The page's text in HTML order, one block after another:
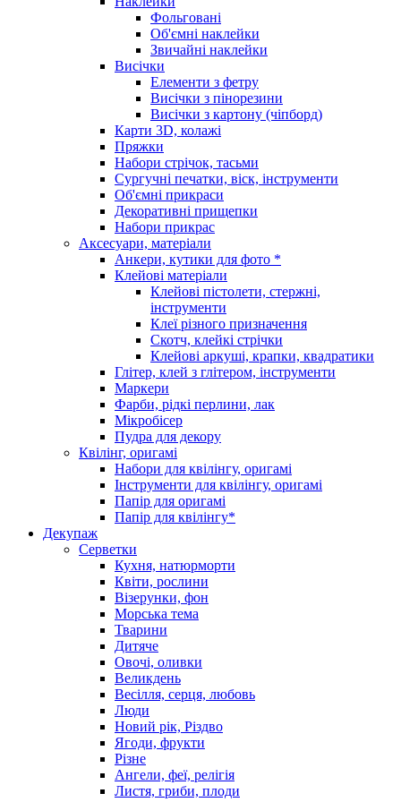
Фольговані
Об'ємні наклейки
Звичайні наклейки
Висічки
Елементи з фетру
Висічки з пінорезини
Висічки з картону (чіпборд)
Карти 3D, колажі
Пряжки
Набори стрічок, тасьми
Сургучні печатки, віск, інструменти
Об'ємні прикраси
Декоративні прищепки
Набори прикрас
Аксесуари, матеріали
Анкери, кутики для фото *
Клейові матеріали
Клейові пістолети, стержні,
інструменти
Клеї різного призначення
Скотч, клейкі стрічки
Клейові аркуші, крапки, квадратики
Глітер, клей з глітером, інструменти
Маркери
Фарби, рідкі перлини, лак
Мікробісер
Пудра для декору
Квілінг, оригамі
Набори для квілінгу, оригамі
Інструменти для квілінгу, оригамі
Папір для оригамі
Папір для квілінгу*
Декупаж
Серветки
Кухня, натюрморти
Квіти, рослини
Візерунки, фон
Морська тема
Тварини
Дитяче
Овочі, оливки
Великдень
Весілля, серця, любовь
Люди
Новий рік, Різдво
Ягоди, фрукти
Різне
Ангели, феї, релігія
Листя, гриби, плоди